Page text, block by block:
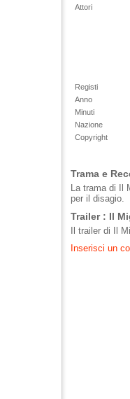
Attori
Registi
Anno
Minuti
Nazione
Copyright
Trama e
La trama di Il
per il disagio.
Trailer : Il
Il trailer di Il
Inserisci un